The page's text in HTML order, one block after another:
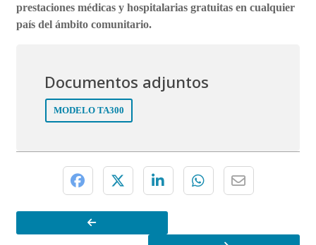
prestaciones médicas y hospitalarias gratuitas en cualquier
país del ámbito comunitario.
Documentos adjuntos
MODELO TA300